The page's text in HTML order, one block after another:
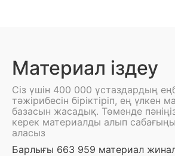
Материал іздеу
Сіз үшін 400 000 ұстаздардың
тәжірибесін біріктіріп, ең үлкен
базасын жасадық. Төменде
керек материалды алып
аласыз
Барлығы 663 959 материал